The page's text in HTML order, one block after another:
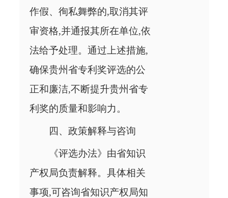
作假、徇私舞弊的,取消其评
审资格,并通报其所在单位,依
法给予处理。通过上述措施,
确保贵州省专利奖评选的公
正和廉洁,不断提升贵州省专
利奖的质量和影响力。
四、政策解释与咨询
《评选办法》由省知识
产权局负责解释。具体相关
事项,可咨询省知识产权局知